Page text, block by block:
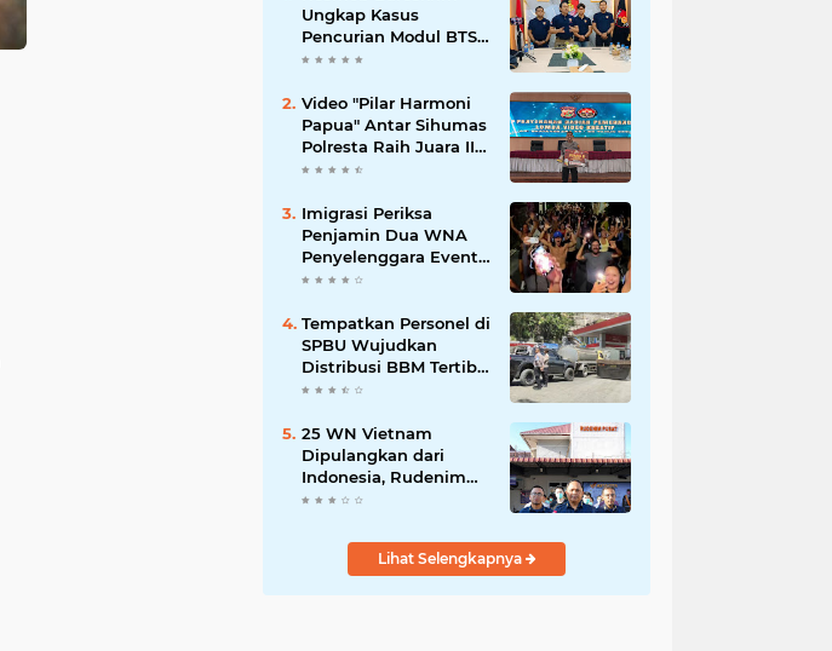
Ungkap Kasus
Pencurian Modul BTS
Senilai Rp.60 Miliar,
Video "Pilar Harmoni
Papua" Antar Sihumas
Polresta Raih Juara II
Lomba Video Kreatif
80
Imigrasi Periksa
Penjamin Dua WNA
Penyelenggara Event
Bali Silent Disco
‎Tempatkan Personel di
SPBU Wujudkan
Distribusi BBM Tertib
Hadirkan Kenyamanan
25 WN Vietnam
Dipulangkan dari
Indonesia, Rudenim
Tanjungpinang
Prosedur
Lihat Selengkapnya